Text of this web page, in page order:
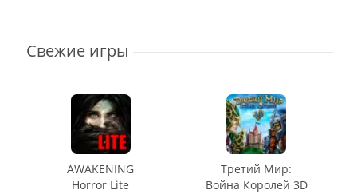
Свежие игры
AWAKENING
Horror Lite
Третий Мир:
Война Королей 3D